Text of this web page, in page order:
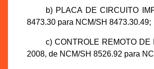
b) PLACA DE CIRCUITO
8473.30 para NCM/SH 8473.30.49;
c) CONTROLE REMOTO
2008, de NCM/SH 8526.92 para